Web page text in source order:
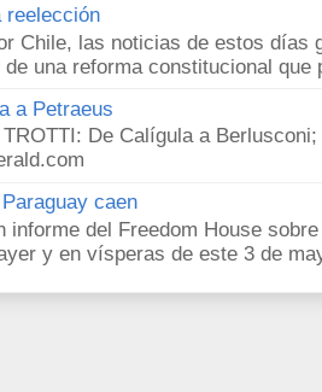
reelección
Chile, las noticias de estos días
de una reforma constitucional
a Petraeus
TROTTI: De Calígula a
caen
informe del Freedom House
y en vísperas de este 3 de